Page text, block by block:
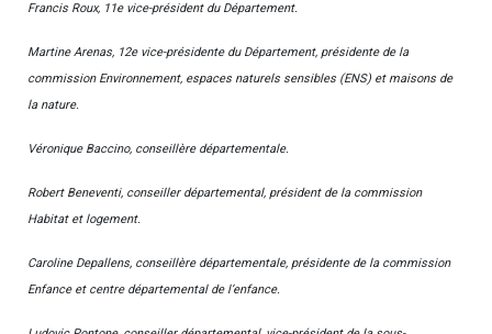
Francis Roux, 11e vice-président du Département.
Martine Arenas, 12e vice-présidente du Département, présidente de la
commission Environnement, espaces naturels sensibles (ENS) et maisons de
la nature.
Véronique Baccino, conseillère départementale.
Robert Beneventi, conseiller départemental, président de la commission
Habitat et logement.
Caroline Depallens, conseillère départementale, présidente de la commission
Enfance et centre départemental de l’enfance.